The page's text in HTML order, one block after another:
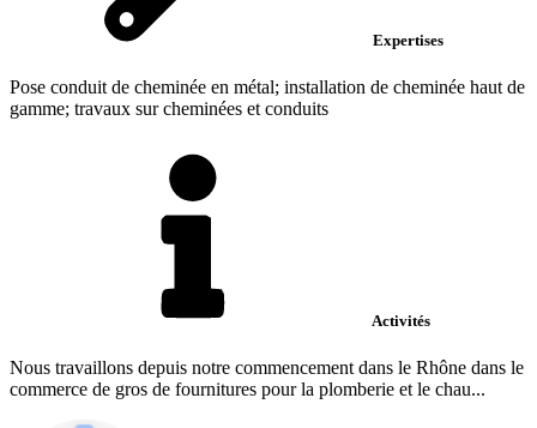
Expertises
Pose conduit de cheminée en métal; installation de cheminée haut de
gamme; travaux sur cheminées et conduits
Activités
Nous travaillons depuis notre commencement dans le Rhône dans le
commerce de gros de fournitures pour la plomberie et le chau...